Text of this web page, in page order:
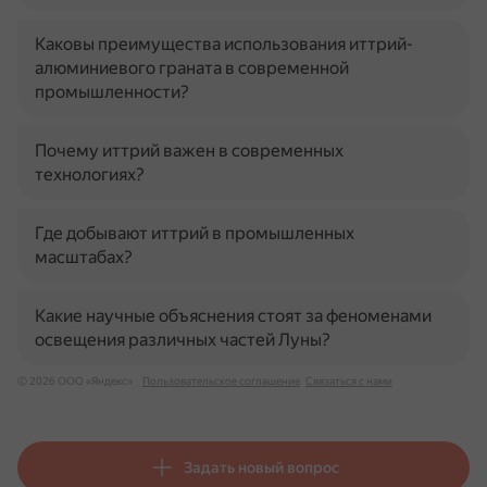
Каковы преимущества использования иттрий-
алюминиевого граната в современной
промышленности?
Почему иттрий важен в современных
технологиях?
Где добывают иттрий в промышленных
масштабах?
Какие научные объяснения стоят за феноменами
освещения различных частей Луны?
© 2026 ООО «Яндекс» Пользовательское соглашение Связаться с нами
Задать новый вопрос